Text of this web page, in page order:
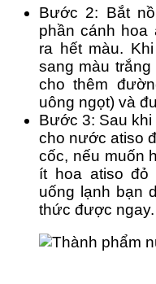
Bước 2: Bắt
phần cánh hoa
ra hết màu.
sang màu
cho thêm
uông ngọt) và
Bước 3: Sau
cho nước atiso
cốc, nếu muốn
ít hoa atiso đỏ
uống lạnh bạn
thức được ngay.